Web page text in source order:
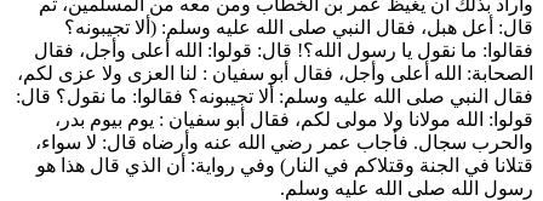
وأراد بذلك أن يغيظ عمر بن الخطاب ومن معه من المسلمين، ثم
قال: أعل هبل، فقال النبي صلى الله عليه وسلم: ( ألا تجيبونه؟
فقالوا: ما نقول يا رسول الله؟! قال: قولوا: الله أعلى وأجل، فقال
الصحابة: الله أعلى وأجل، فقال أبو سفيان : لنا العزى ولا عزى لكم،
فقال النبي صلى الله عليه وسلم: ألا تجيبونه؟ فقالوا: ما نقول؟ قال:
قولوا: الله مولانا ولا مولى لكم، فقال أبو سفيان : يوم بيوم بدر،
والحرب سجال. فأجاب عمر رضي الله عنه وأرضاه قال: لا سواء،
قتلانا في الجنة وقتلاكم في النار ) وفي رواية: أن الذي قال هذا هو
رسول الله صلى الله عليه وسلم.